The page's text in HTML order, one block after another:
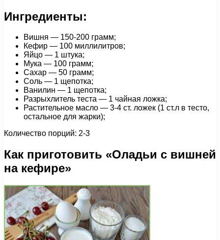
Ингредиенты:
Вишня — 150-200 грамм;
Кефир — 100 миллилитров;
Яйцо — 1 штука;
Мука — 100 грамм;
Сахар — 50 грамм;
Соль — 1 щепотка;
Ванилин — 1 щепотка;
Разрыхлитель теста — 1 чайная ложка;
Растительное масло — 3-4 ст. ложек (1 ст.л в тесто,
остальное для жарки);
Количество порций: 2-3
Как приготовить «Оладьи с вишней
на кефире»